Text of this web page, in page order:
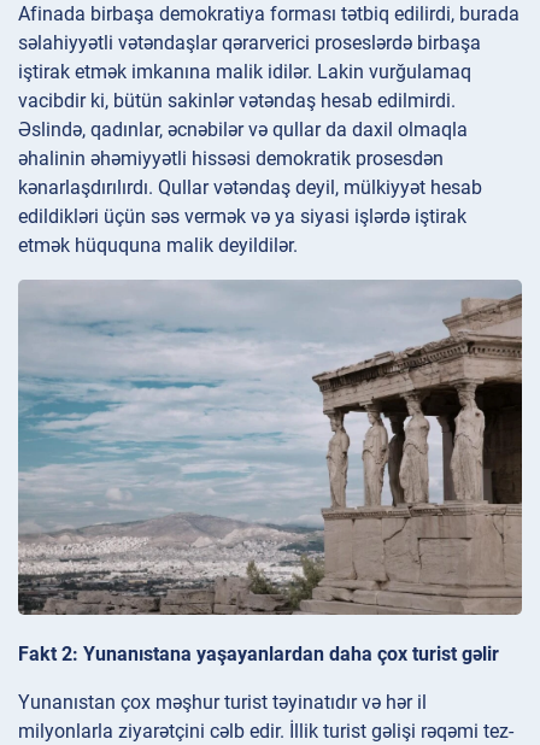
Afinada birbaşa demokratiya forması tətbiq edilirdi, burada
səlahiyyətli vətəndaşlar qərarverici proseslərdə birbaşa
iştirak etmək imkanına malik idilər. Lakin vurğulamaq
vacibdir ki, bütün sakinlər vətəndaş hesab edilmirdi.
Əslində, qadınlar, əcnəbilər və qullar da daxil olmaqla
əhalinin əhəmiyyətli hissəsi demokratik prosesdən
kənarlaşdırılırdı. Qullar vətəndaş deyil, mülkiyyət hesab
edildikləri üçün səs vermək və ya siyasi işlərdə iştirak
etmək hüququna malik deyildilər.
Fakt 2: Yunanıstana yaşayanlardan daha çox turist gəlir
Yunanıstan çox məşhur turist təyinatıdır və hər il
milyonlarla ziyarətçini cəlb edir. İllik turist gəlişi rəqəmi tez-